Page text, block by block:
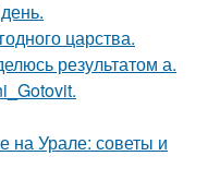
царства.
результатом а.
на Урале: советы и